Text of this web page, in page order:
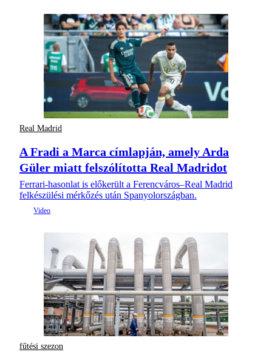
Real Madrid
A Fradi a Marca címlapján, amely Arda
Güler miatt felszólította Real Madridot
Ferrari-hasonlat is előkerült a Ferencváros–Real Madrid
felkészülési mérkőzés után Spanyolországban.
fűtési szezon